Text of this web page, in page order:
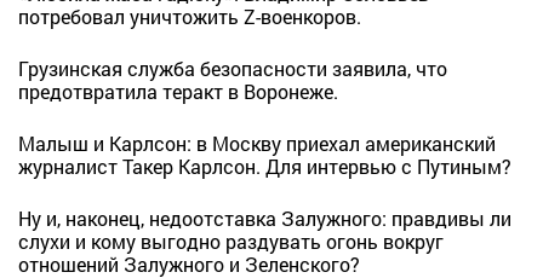
потребовал уничтожить Z-военкоров.
Грузинская служба безопасности заявила, что
предотвратила теракт в Воронеже.
Малыш и Карлсон: в Москву приехал американский
журналист Такер Карлсон. Для интервью с Путиным?
Ну и, наконец, недоотставка Залужного: правдивы ли
слухи и кому выгодно раздувать огонь вокруг
отношений Залужного и Зеленского?